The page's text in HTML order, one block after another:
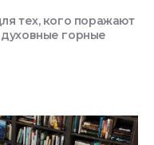
тех, кого поражают
горные